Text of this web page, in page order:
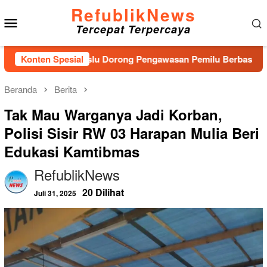
ke
konten
RefublikNews
Tercepat Terpercaya
Konten Spesial
Bawaslu Dorong Pengawasan Pemilu Berbasis Masyarakat
Beranda Berita
Tak Mau Warganya Jadi Korban,
Polisi Sisir RW 03 Harapan Mulia Beri
Edukasi Kamtibmas
RefublikNews
Juli 31, 2025 20 Dilihat